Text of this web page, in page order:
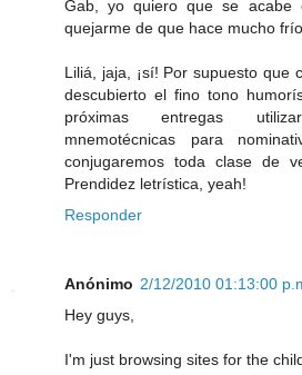
Gab, yo quiero que se acabe
quejarme de que hace mucho frío.
Liliá, jaja, ¡sí! Por supuesto que
descubierto el fino tono
próximas entregas
mnemotécnicas para
conjugaremos toda clase de
Prendidez letrística, yeah!
Responder
Anónimo 2/12/2010 01:13:00
Hey guys,
I'm just browsing sites for the